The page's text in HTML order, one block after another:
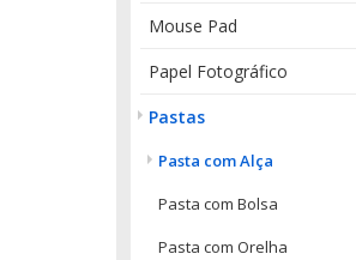
Mouse Pad
Papel Fotográfico
Pastas
Pasta com Alça
Pasta com Bolsa
Pasta com Orelha